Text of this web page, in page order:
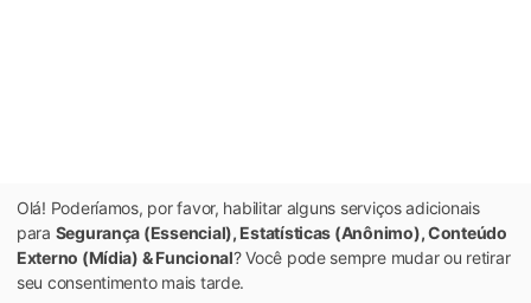
Olá! Poderíamos, por favor, habilitar alguns serviços adicionais
para Segurança (Essencial), Estatísticas (Anônimo), Conteúdo
Externo (Mídia) & Funcional? Você pode sempre mudar ou retirar
seu consentimento mais tarde.